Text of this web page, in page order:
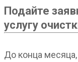
Подайте
услугу
До конца месяца,